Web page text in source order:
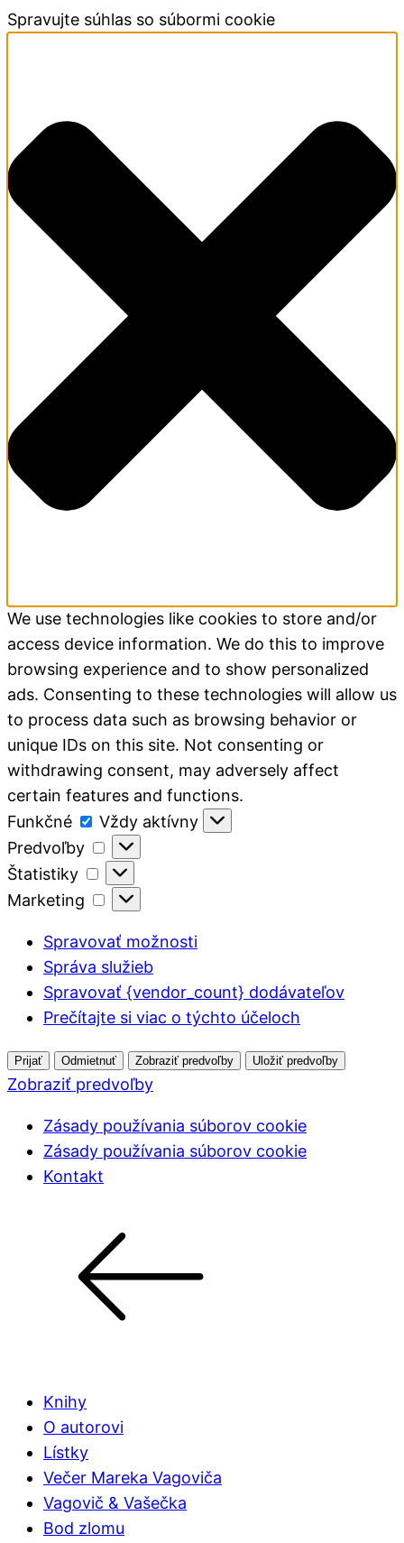
Spravujte súhlas so súbormi cookie
We use technologies like cookies to store and/or
access device information. We do this to improve
browsing experience and to show personalized
ads. Consenting to these technologies will allow us
to process data such as browsing behavior or
unique IDs on this site. Not consenting or
withdrawing consent, may adversely affect
certain features and functions.
Funkčné
Funkčné
Vždy aktívny
Predvoľby
Predvoľby
Štatistiky
Štatistiky
Marketing
Marketing
Spravovať možnosti
Správa služieb
Spravovať {vendor_count} dodávateľov
Prečítajte si viac o týchto účeloch
Prijať Odmietnuť Zobraziť predvoľby Uložiť predvoľby
Zobraziť predvoľby
Zásady používania súborov cookie
Zásady používania súborov cookie
Kontakt
Knihy
O autorovi
Lístky
Večer Mareka Vagoviča
Vagovič & Vašečka
Bod zlomu